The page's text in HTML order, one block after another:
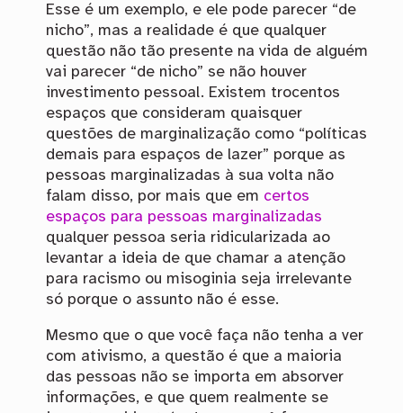
Esse é um exemplo, e ele pode parecer “de
nicho”, mas a realidade é que qualquer
questão não tão presente na vida de alguém
vai parecer “de nicho” se não houver
investimento pessoal. Existem trocentos
espaços que consideram quaisquer
questões de marginalização como “políticas
demais para espaços de lazer” porque as
pessoas marginalizadas à sua volta não
falam disso, por mais que em certos
espaços para pessoas marginalizadas
qualquer pessoa seria ridicularizada ao
levantar a ideia de que chamar a atenção
para racismo ou misoginia seja irrelevante
só porque o assunto não é esse.
Mesmo que o que você faça não tenha a ver
com ativismo, a questão é que a maioria
das pessoas não se importa em absorver
informações, e que quem realmente se